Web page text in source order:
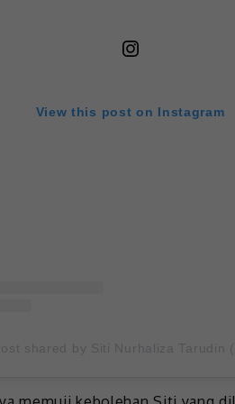
View this post on Instagram